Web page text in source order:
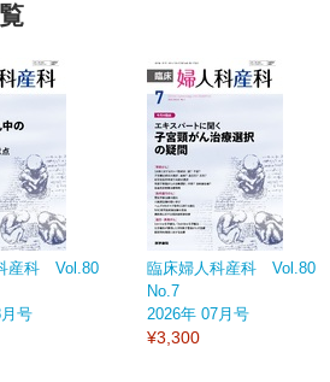
産科 Vol.80
号
臨床婦人科産科 Vol.80
No.7
2026年 07月号
¥3,300